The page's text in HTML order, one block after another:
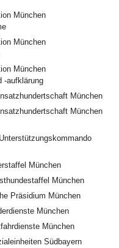
München
München
München
-aufklärung
München
München
München
München
Präsidium München
München
München
Südbayern